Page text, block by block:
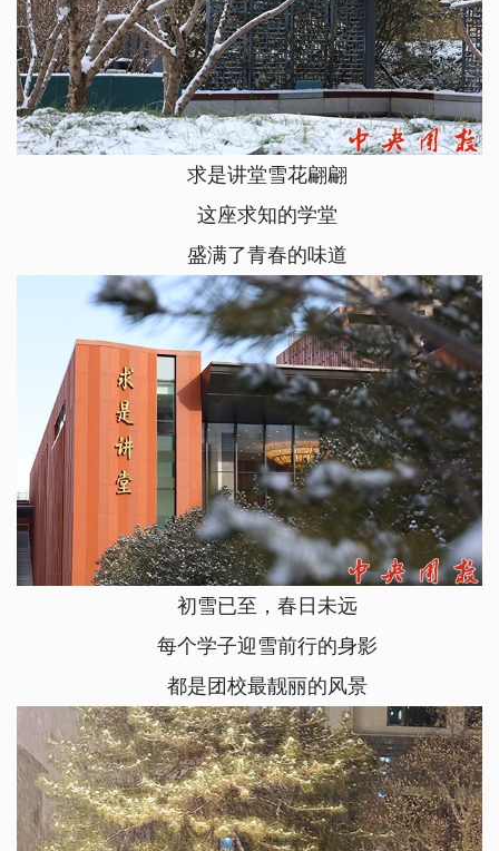
求是讲堂雪花翩翩
这座求知的学堂
盛满了青春的味道
初雪已至，春日未远
每个学子迎雪前行的身影
都是团校最靓丽的风景